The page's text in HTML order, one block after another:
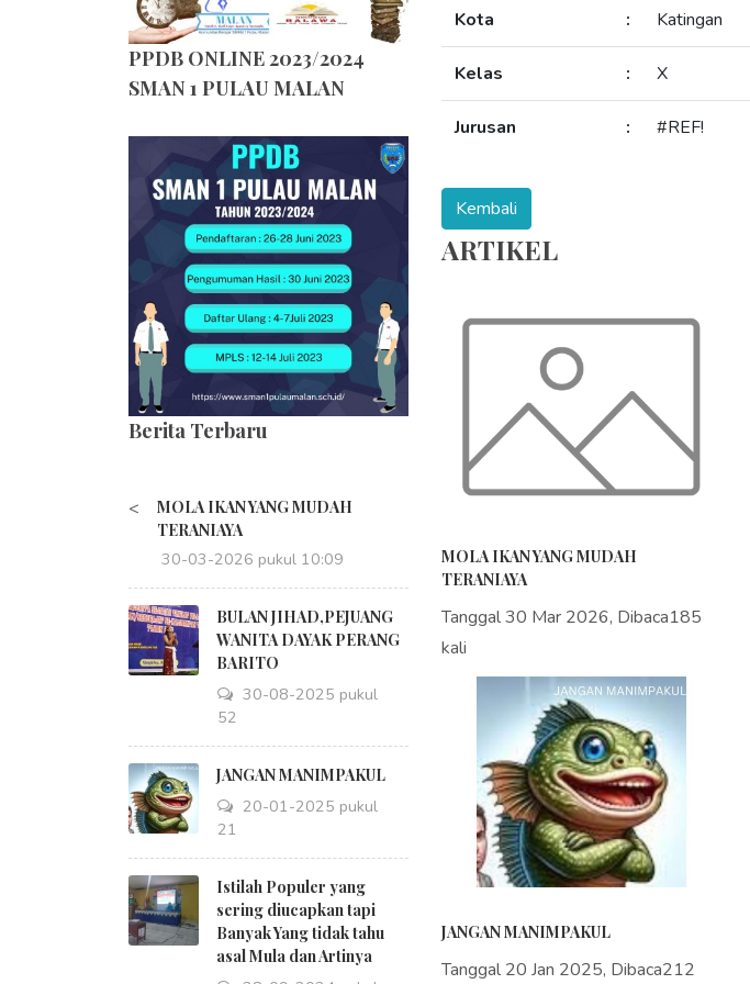
PPDB ONLINE 2023/2024
SMAN 1 PULAU MALAN
Berita Terbaru
<
MOLA IKAN YANG MUDAH
TERANIAYA
30-03-2026 pukul 10:09
BULAN JIHAD,PEJUANG
WANITA DAYAK PERANG
BARITO
30-08-2025 pukul
18:52
JANGAN MANIMPAKUL
20-01-2025 pukul
09:21
Istilah Populer yang
sering diucapkan tapi
Banyak Yang tidak tahu
asal Mula dan Artinya
Kota : Katingan
Kelas : X
Jurusan : #REF!
ARTIKEL
MOLA IKAN YANG MUDAH
TERANIAYA
Tanggal 30 Mar 2026, Dibaca185
kali
JANGAN MANIMPAKUL
Tanggal 20 Jan 2025, Dibaca212